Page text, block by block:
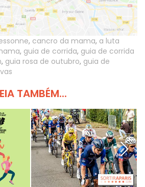
, cancro da mama, a luta
, guia de corrida, guia de corrida
, guia rosa de outubro, guia de
TAMBÉM...